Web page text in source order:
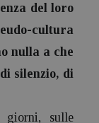
del loro
cultura
nulla a che
silenzio, di
giorni, sulle